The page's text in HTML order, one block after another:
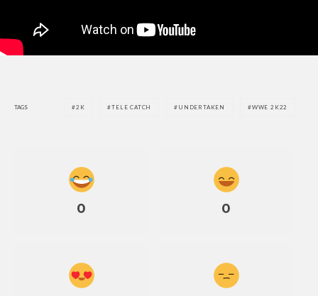
TAGS 2K TELE CATCH UNDERTAKEN WWE 2K22
0 0